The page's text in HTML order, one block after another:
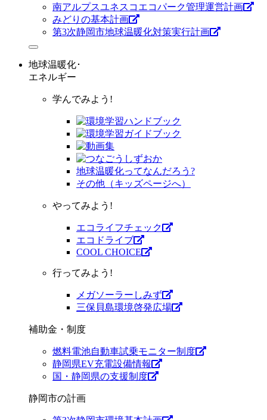
南アルプスユネスコエコパーク管理運営計画
みどりの基本計画
第3次静岡市地球温暖化対策実行計画
地球温暖化･
エネルギー
学んでみよう!
地球温暖化ってなんだろう?
その他（キッズページへ）
やってみよう!
エコライフチェック
エコドライブ
COOL CHOICE
行ってみよう!
メガソーラーしみず
三保貝島環境啓発広場
補助金・制度
燃料電池自動車試乗モニター制度
静岡県EV充電設備情報
国・静岡県の支援制度
静岡市の計画